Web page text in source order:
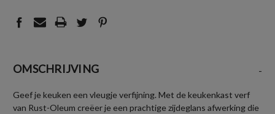
OMSCHRIJVING -
Geef je keuken een vleugje verfijning. Met de keukenkast verf
van Rust-Oleum creëer je een prachtige zijdeglans afwerking die